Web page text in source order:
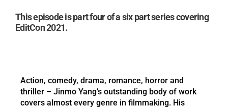
This episode is part four of a six part series covering
EditCon 2021.
Action, comedy, drama, romance, horror and
thriller – Jinmo Yang’s outstanding body of work
covers almost every genre in filmmaking. His